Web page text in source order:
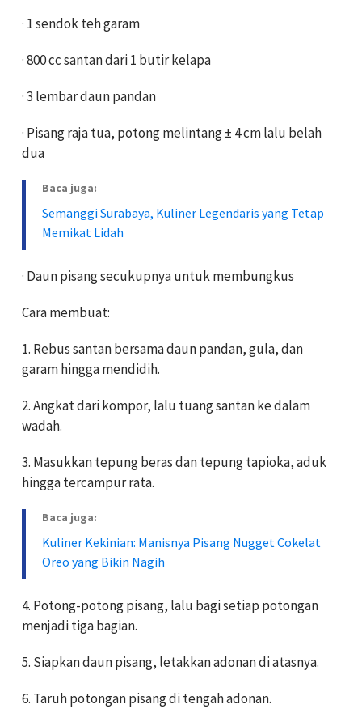
· 1 sendok teh garam
· 800 cc santan dari 1 butir kelapa
· 3 lembar daun pandan
· Pisang raja tua, potong melintang ± 4 cm lalu belah
dua
Baca juga:
Semanggi Surabaya, Kuliner Legendaris yang Tetap
Memikat Lidah
· Daun pisang secukupnya untuk membungkus
Cara membuat:
1. Rebus santan bersama daun pandan, gula, dan
garam hingga mendidih.
2. Angkat dari kompor, lalu tuang santan ke dalam
wadah.
3. Masukkan tepung beras dan tepung tapioka, aduk
hingga tercampur rata.
Baca juga:
Kuliner Kekinian: Manisnya Pisang Nugget Cokelat
Oreo yang Bikin Nagih
4. Potong-potong pisang, lalu bagi setiap potongan
menjadi tiga bagian.
5. Siapkan daun pisang, letakkan adonan di atasnya.
6. Taruh potongan pisang di tengah adonan.